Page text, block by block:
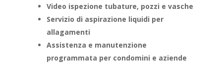
Video ispezione tubature, pozzi e vasche
Servizio di aspirazione liquidi per
allagamenti
Assistenza e manutenzione
programmata per condomini e aziende